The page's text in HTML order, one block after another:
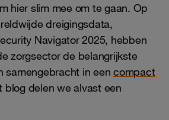
hier slim mee om te gaan. Op
dreigingsdata,
Navigator 2025, hebben
zorgsector de belangrijkste
samengebracht in een compact
blog delen we alvast een